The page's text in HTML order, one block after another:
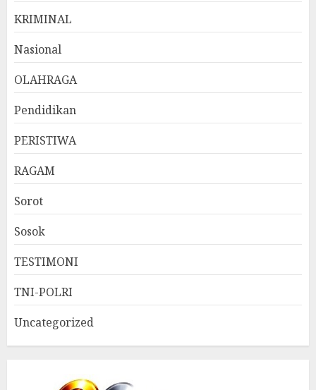
KRIMINAL
Nasional
OLAHRAGA
Pendidikan
PERISTIWA
RAGAM
Sorot
Sosok
TESTIMONI
TNI-POLRI
Uncategorized